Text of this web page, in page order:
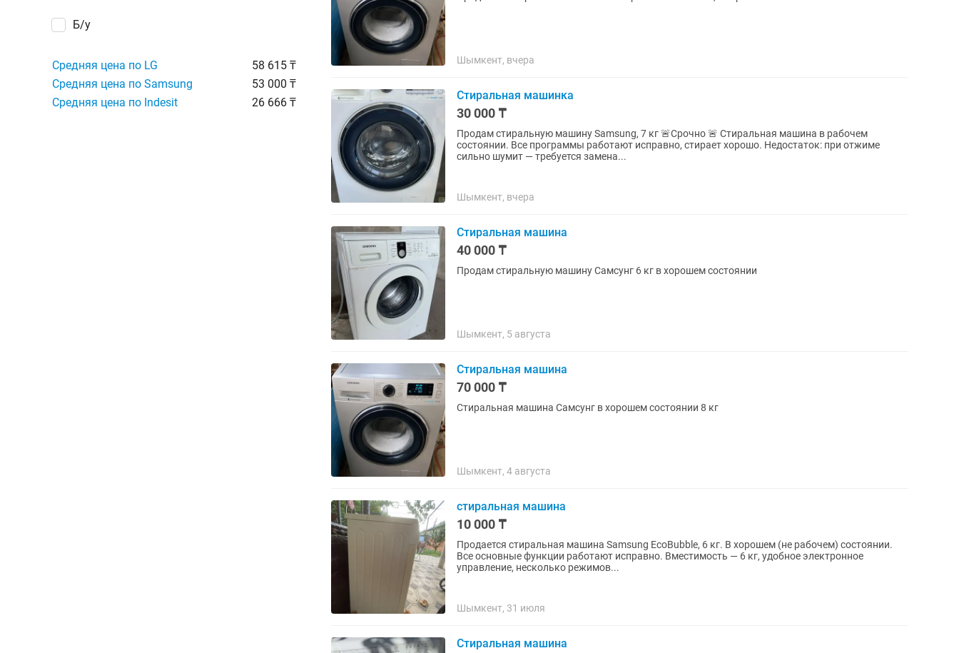
Б/у
Средняя цена по LG
58 615 ₸
Средняя цена по Samsung
53 000 ₸
Средняя цена по Indesit
26 666 ₸
Шымкент, вчера
Стиральная машинка
30 000 ₸
Продам стиральную машину Samsung, 7 кг 🚨Срочно 🚨 Стиральная машина в рабочем
состоянии. Все программы работают исправно, стирает хорошо. Недостаток: при отжиме
сильно шумит — требуется замена...
Шымкент, вчера
Стиральная машина
40 000 ₸
Продам стиральную машину Самсунг 6 кг в хорошем состоянии
Шымкент, 5 августа
Стиральная машина
70 000 ₸
Стиральная машина Самсунг в хорошем состоянии 8 кг
Шымкент, 4 августа
стиральная машина
10 000 ₸
Продается стиральная машина Samsung EcoBubble, 6 кг. В хорошем (не рабочем) состоянии.
Все основные функции работают исправно. Вместимость — 6 кг, удобное электронное
управление, несколько режимов...
Шымкент, 31 июля
Стиральная машина